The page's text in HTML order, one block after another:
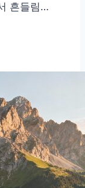
흔들림…